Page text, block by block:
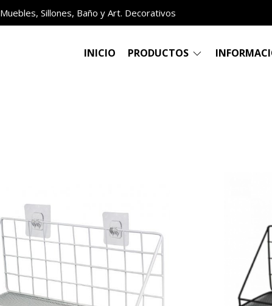
Sillones, Baño y Art. Decorativos
INICIO PRODUCTOS